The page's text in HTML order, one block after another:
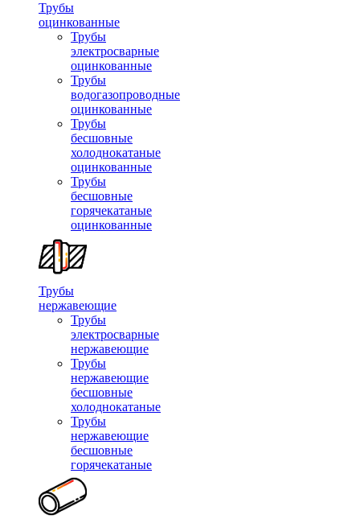
Трубы
оцинкованные
Трубы
электросварные
оцинкованные
Трубы
водогазопроводные
оцинкованные
Трубы
бесшовные
холоднокатаные
оцинкованные
Трубы
бесшовные
горячекатаные
оцинкованные
Трубы
нержавеющие
Трубы
электросварные
нержавеющие
Трубы
нержавеющие
бесшовные
холоднокатаные
Трубы
нержавеющие
бесшовные
горячекатаные